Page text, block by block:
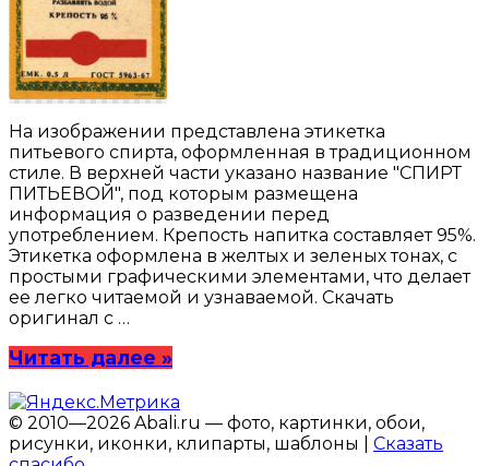
На изображении представлена этикетка
питьевого спирта, оформленная в традиционном
стиле. В верхней части указано название "СПИРТ
ПИТЬЕВОЙ", под которым размещена
информация о разведении перед
употреблением. Крепость напитка составляет 95%.
Этикетка оформлена в желтых и зеленых тонах, с
простыми графическими элементами, что делает
ее легко читаемой и узнаваемой. Скачать
оригинал с …
Читать далее »
© 2010—2026 Abali.ru — фото, картинки, обои,
рисунки, иконки, клипарты, шаблоны | Сказать